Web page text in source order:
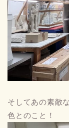
そしてあの素敵
色とのこと！